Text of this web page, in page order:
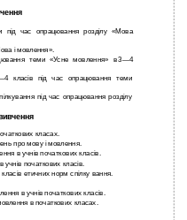
під час опрацювання розділу «Мова
і мовлення».
теми «Усне мовлення» в 3—4
класів під час опрацювання теми
під час опрацювання розділу
класах.
про мову і мовлення.
в учнів початкових класів.
початкових класів.
етичних норм спілку­ вання.
в учнів початкових класів.
в початкових класах.